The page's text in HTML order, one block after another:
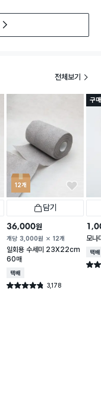
전체보기
12개
담기
36,000원
개당 3,000원 12개
일회용 수세미 23X22cm
60매
택배배송
별점 4.8점 3,178
건 작성
구
모나
택배
별점